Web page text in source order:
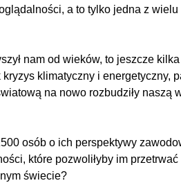
a to tylko jedna z
nam od wieków, to jeszcze
klimatyczny i energetyczny,
na nowo rozbudziły naszą
osób o ich perspektywy
które pozwoliłyby im
świecie?